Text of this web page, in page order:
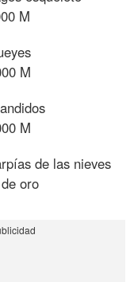
M
M
M
de las nieves
oro